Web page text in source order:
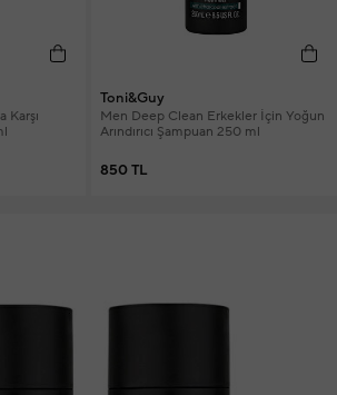
Karşı
Toni&Guy
Men Deep Clean Erkekler İçin Yoğun
Arındırıcı Şampuan 250 ml
850 TL